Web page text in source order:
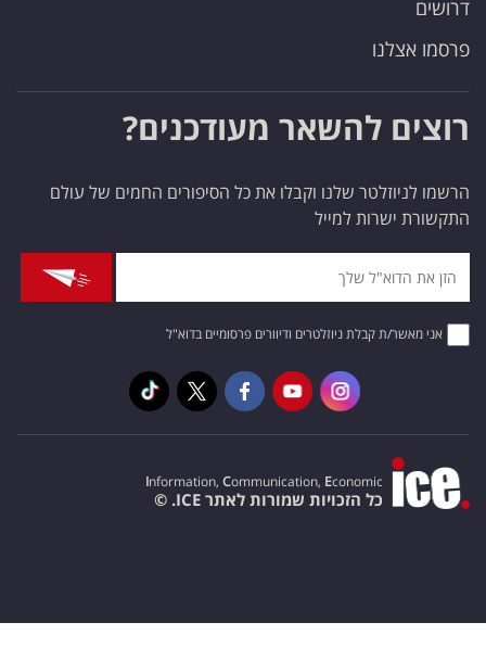
דרושים
פרסמו אצלנו
רוצים להשאר מעודכנים?
הרשמו לניוזלטר שלנו וקבלו את כל הסיפורים החמים של עולם
התקשורת ישרות למייל
אני מאשר/ת קבלת ניוזלטרים ודיוורים פרסומיים בדוא"ל
Information, Communication, Economic
כל הזכויות שמורות לאתר ICE. ©